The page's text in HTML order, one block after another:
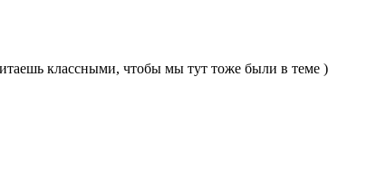
классными, чтобы мы тут тоже были в теме )